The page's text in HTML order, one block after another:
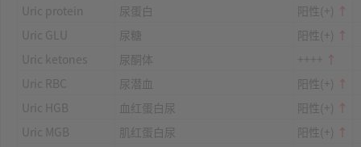
Uric protein
尿蛋白 阳性(+) ↑
Uric GLU
尿糖 阳性(+) ↑
Uric ketones
尿酮体 ++++ ↑
Uric RBC
尿潜血 阳性(+) ↑
Uric HGB
血红蛋白尿 阳性(+) ↑
Uric MGB
肌红蛋白尿 阳性(+) ↑